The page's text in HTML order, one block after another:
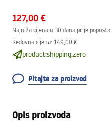
127,00 €
Najniža cijena u 30 dana prije popusta:
Redovna cijena: 149,00 €
product:shipping.zero
Pitajte za proizvod
Opis proizvoda